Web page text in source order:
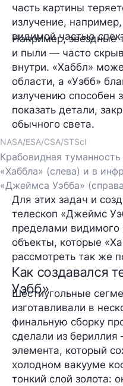
часть картины
излучение,
видимой частью
Например, звездные
и пыли — часто
внутри. «Хаббл»
области, а «Уэбб»
излучению способен
показать детали,
обычного света.
NASA/ESA/CSA/STScI
Крабовидная
«Хаббла» (слева) и в
«Джеймса Уэбба»
Для этих задач и
телескоп «Джеймс
пределами
объекты, которые
рассмотреть так же
Как создавался
Уэбб»
Шестиугольные
изготавливали в
финальную сборку
сделали из
элемента, который
холодном вакууме
тонкий слой золота: